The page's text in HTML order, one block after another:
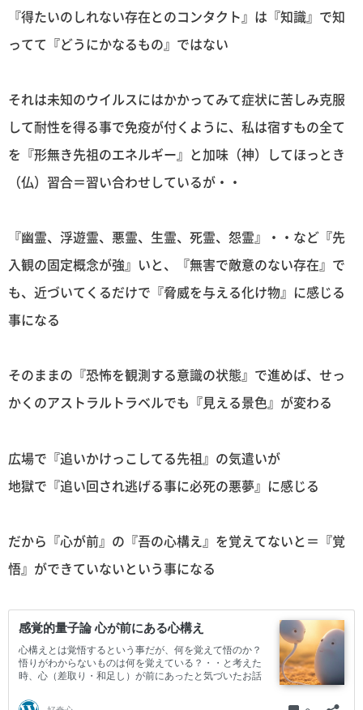
『得たいのしれない存在とのコンタクト』は『知識』で知
ってて『どうにかなるもの』ではない
それは未知のウイルスにはかかってみて症状に苦しみ克服
して耐性を得る事で免疫が付くように、私は宿すもの全て
を『形無き先祖のエネルギー』と加味（神）してほっとき
（仏）習合＝習い合わせしているが・・
『幽霊、浮遊霊、悪霊、生霊、死霊、怨霊』・・など『先
入観の固定概念が強』いと、『無害で敵意のない存在』で
も、近づいてくるだけで『脅威を与える化け物』に感じる
事になる
そのままの『恐怖を観測する意識の状態』で進めば、せっ
かくのアストラルトラベルでも『見える景色』が変わる
広場で『追いかけっこしてる先祖』の気遣いが
地獄で『追い回され逃げる事に必死の悪夢』に感じる
だから『心が前』の『吾の心構え』を覚えてないと＝『覚
悟』ができていないという事になる